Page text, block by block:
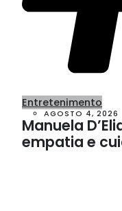
Entretenimento
AGOSTO 4, 2026
Manuela
empatia e